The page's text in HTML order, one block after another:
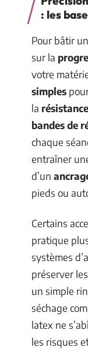
: les
Pour bâtir
sur la
votre
simples
la résistance
bandes de
chaque
entraîner
d’un
pieds ou
Certains
pratique
systèmes
préserver
un simple
séchage
latex ne
les risques